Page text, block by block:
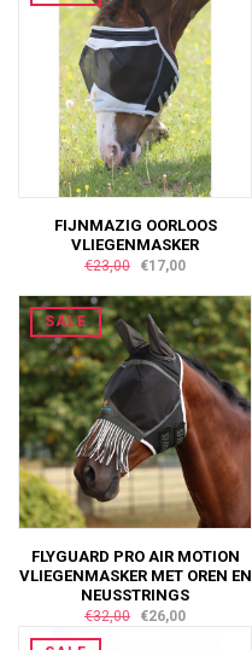
FIJNMAZIG OORLOOS
VLIEGENMASKER
€23,00 €17,00
SALE
FLYGUARD PRO AIR MOTION
VLIEGENMASKER MET OREN EN
NEUSSTRINGS
€32,00 €26,00